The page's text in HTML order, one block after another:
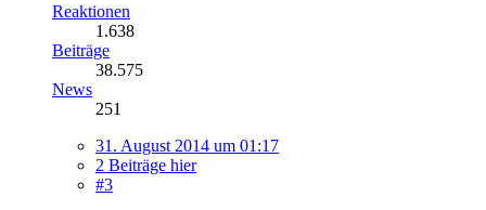
Reaktionen
1.638
Beiträge
38.575
News
251
31. August 2014 um 01:17
2 Beiträge hier
#3